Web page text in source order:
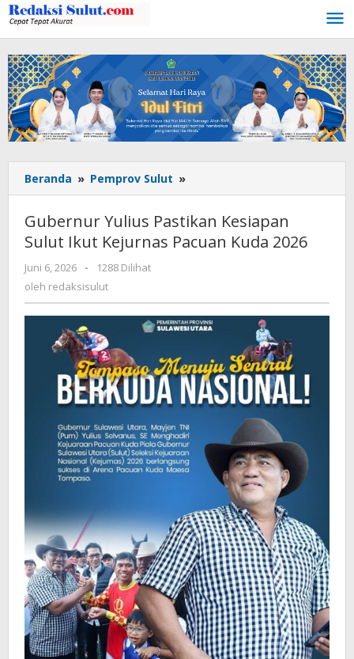
Lewati
ke
konten
Beranda » Pemprov Sulut »
Yulius
Pastikan
Kesiapan
Sulut
2026
Gubernur Yulius Pastikan Kesiapan
Sulut Ikut Kejurnas Pacuan Kuda 2026
Juni 6, 2026
oleh
redaksisulut
-
1288 Dilihat
oleh redaksisulut